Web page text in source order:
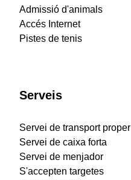
Admissió d'animals
Accés Internet
Pistes de tenis
Serveis
Servei de transport proper
Servei de caixa forta
Servei de menjador
S'accepten targetes